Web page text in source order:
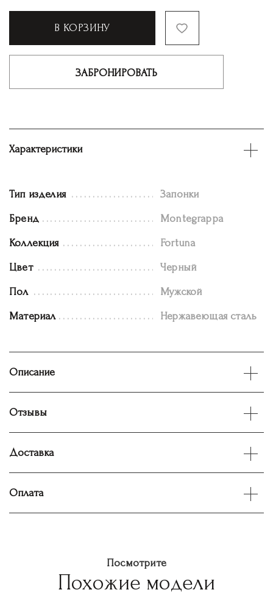
В КОРЗИНУ
ЗАБРОНИРОВАТЬ
Характеристики
Тип изделия Запонки
Бренд Montegrappa
Коллекция Fortuna
Цвет Черный
Пол Мужской
Материал Нержавеющая сталь
Описание
Отзывы
Доставка
Оплата
Посмотрите
Похожие модели